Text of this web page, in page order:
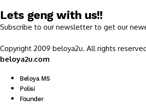
Lets geng with us!!
Subscribe to our newsletter to get our
Copyright 2009 beloya2u. All rights
beloya2u.com
Beloya MS
Polisi
Founder